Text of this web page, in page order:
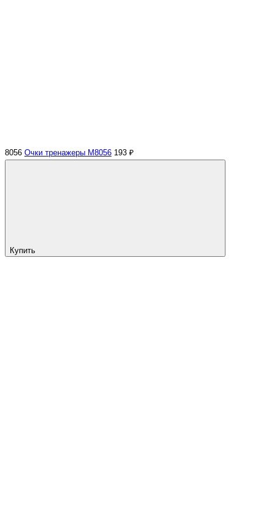
8056 Очки тренажеры M8056 193 ₽
Купить